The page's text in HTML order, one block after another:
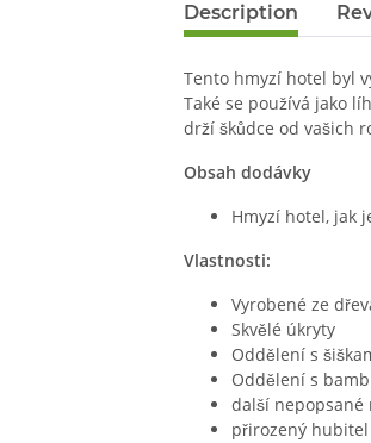
Description
Tento hmyzí hotel byl
Také se používá jako
drží škůdce od vašich
Obsah dodávky
Hmyzí hotel, jak
Vlastnosti:
Vyrobené ze
Skvělé úkryty
Oddělení s
Oddělení s
další nepopsané
přirozený hubitel